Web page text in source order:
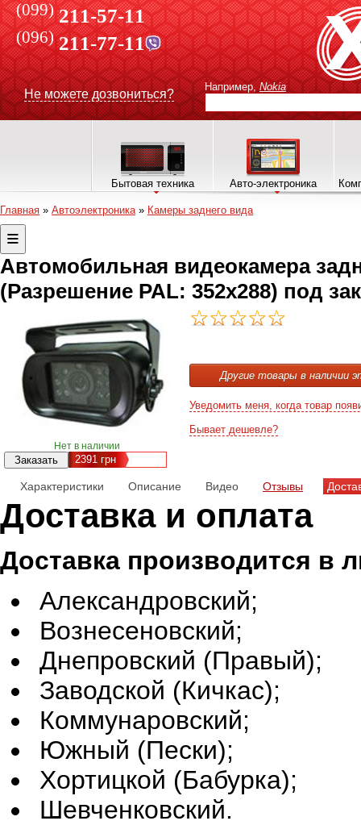
(099) 211-57-11
(096)211-77-11
Не можете дозвониться?
Например, Nokia
Бытовая техника Авто-электроника
Главная » Автоэлектроника» Камеры заднего вида
Автомобильная видеокамера
(Разрешение PAL: 352x288) под
Нет в наличии
2391 грн
Другие товары в наличии
Уведомить меня, когда товар
Бывает дешевле?
Характеристики Описание Видео Отзывы
Доставка и оплата
Доставка производится в
Александровский;
Вознесеновский;
Днепровский (Правый);
Заводской (Кичкас);
Коммунаровский;
Южный (Пески);
Хортицкой (Бабурка);
Шевченковский.